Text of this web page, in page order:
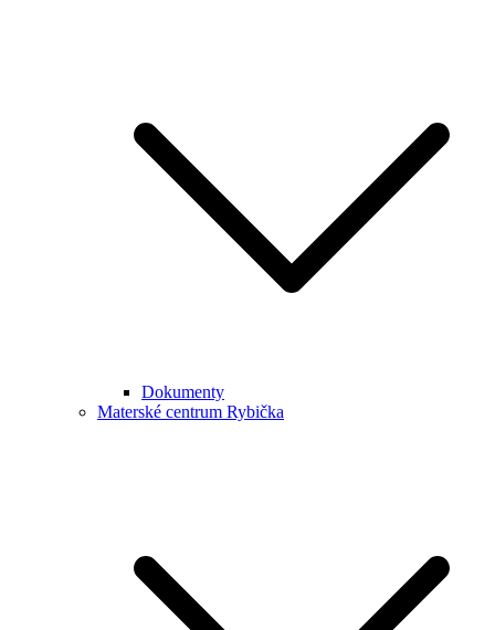
Dokumenty
Materské centrum Rybička